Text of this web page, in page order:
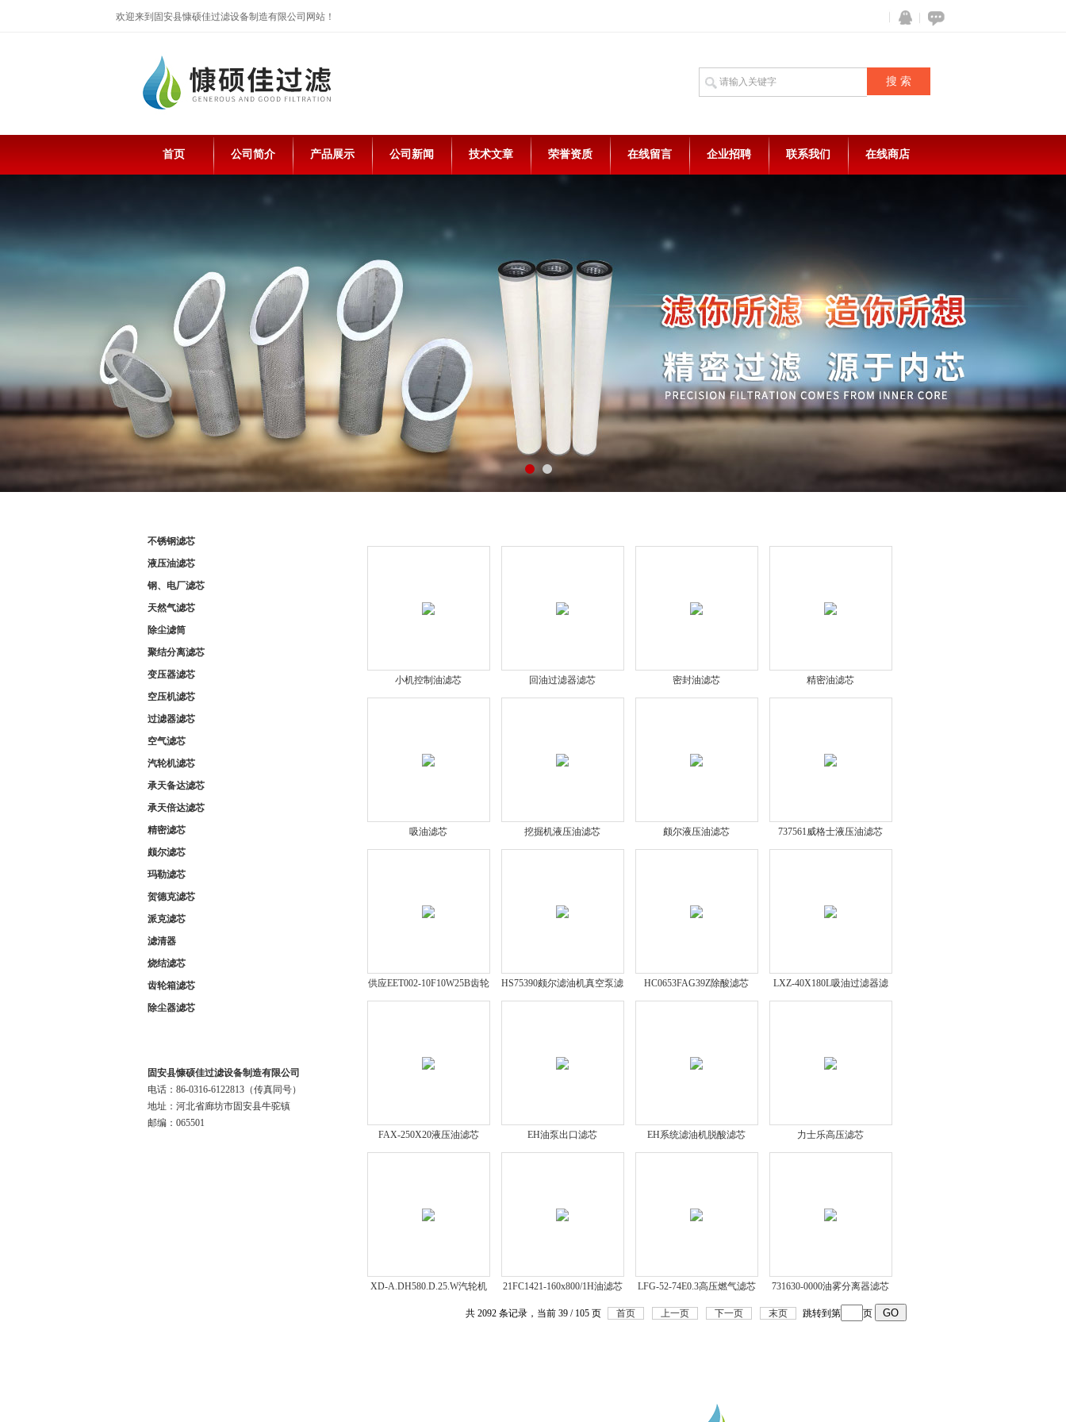
欢迎来到固安县慷硕佳过滤设备制造有限公司网站！
在线咨
QQ
首页 公司简介 产品展示 公司新闻 技术文章 荣誉资质 在线留言 企业招聘 联系我们 在线商店
小机控制油滤芯 回油过滤器滤芯 密封油滤芯 精密油滤芯
吸油滤芯 挖掘机液压油滤芯 颇尔液压油滤芯 737561威格士液压油滤芯
供应EET002-10F10W25B齿轮
箱滤芯
HS75390颇尔滤油机真空泵滤
芯
HC0653FAG39Z除酸滤芯
LXZ-40X180L吸油过滤器滤
芯
FAX-250X20液压油滤芯 EH油泵出口滤芯 EH系统滤油机脱酸滤芯 力士乐高压滤芯
XD-A.DH580.D.25.W汽轮机
21FC1421-160x800/1H油滤芯 LFG-52-74E0.3高压燃气滤芯 731630-0000油雾分离器滤芯
共 2092 条记录，当前 39 / 105 页 首页 上一页 下一页 末页 跳转到第 页
不锈钢滤芯
液压油滤芯
钢、电厂滤芯
天然气滤芯
除尘滤筒
聚结分离滤芯
变压器滤芯
空压机滤芯
过滤器滤芯
空气滤芯
汽轮机滤芯
承天备达滤芯
承天倍达滤芯
精密滤芯
颇尔滤芯
玛勒滤芯
贺德克滤芯
派克滤芯
滤清器
烧结滤芯
齿轮箱滤芯
除尘器滤芯
固安县慷硕佳过滤设备制造有限公司
电话：86-0316-6122813（传真同号）
地址：河北省廊坊市固安县牛驼镇
邮编：065501